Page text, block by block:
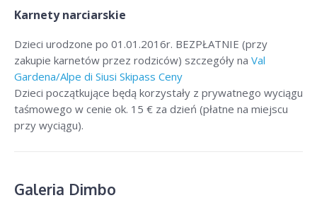
Karnety narciarskie
Dzieci urodzone po 01.01.2016r. BEZPŁATNIE (przy
zakupie karnetów przez rodziców) szczegóły na Val
Gardena/Alpe di Siusi Skipass Ceny
Dzieci początkujące będą korzystały z prywatnego wyciągu
taśmowego w cenie ok. 15 € za dzień (płatne na miejscu
przy wyciągu).
Galeria Dimbo